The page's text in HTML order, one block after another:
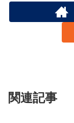
関連記事